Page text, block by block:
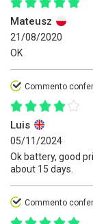
Mateusz
21/08/2020
OK
Commento
Luis
05/11/2024
Ok battery, good
about 15 days.
Commento